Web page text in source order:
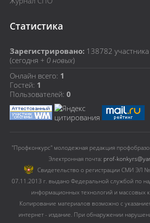
Статистика
Зарегистрировано: 138782 участника
(сегодня + 0 новых)
Онлайн всего: 1
Гостей: 1
Пользователей: 0
"Профконкурс" молодежная редакция
Электронная почта: prof-
Cвидетельство о регистрации СМИ ЭЛ
07.11.2013 г. выдано Федеральной службой по
информационных технологий и массовых
Копирование материалов возможно с
интернет - издание. При обнаружении